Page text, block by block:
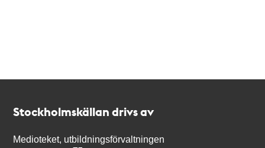
Stockholmskällan drivs av
Medioteket, utbildningsförvaltningen